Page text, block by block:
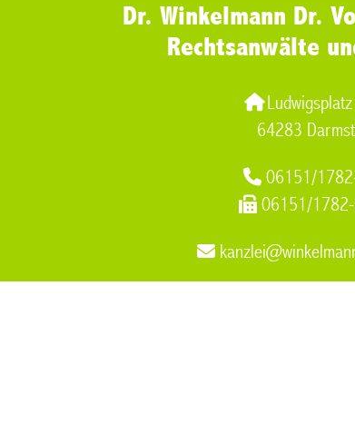
Dr. Winkelmann Dr.
Rechtsanwälte
64283
06151/
06151/